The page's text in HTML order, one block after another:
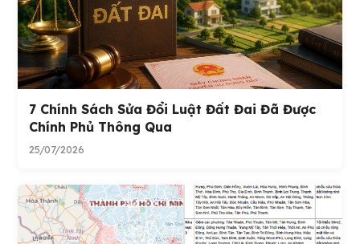
7 Chính Sách Sửa Đổi Luật Đất Đai Đã Được
Chính Phủ Thông Qua
25/07/2026